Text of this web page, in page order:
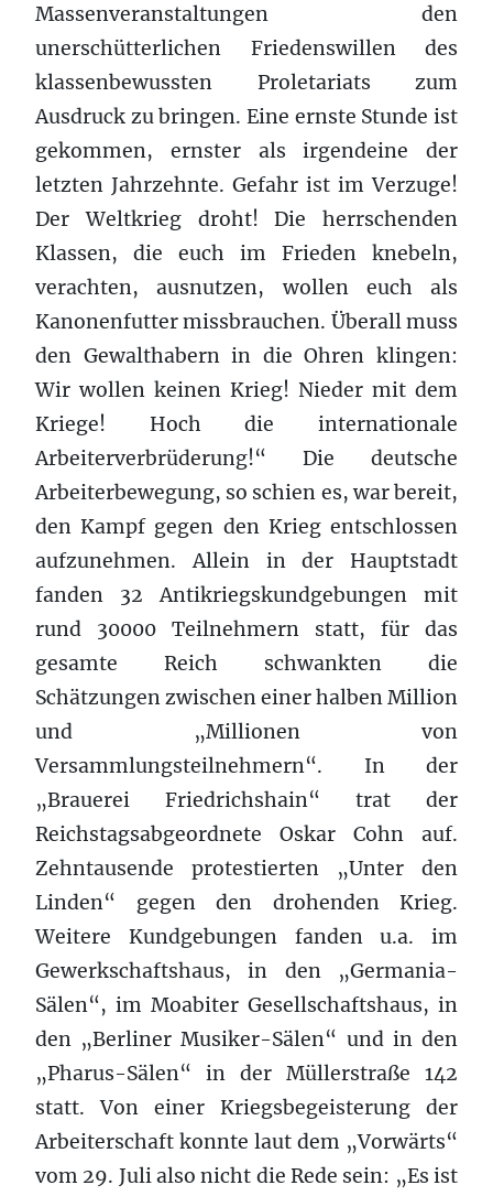
Massenveranstaltungen den
unerschütterlichen Friedenswillen des
klassenbewussten Proletariats zum
Ausdruck zu bringen. Eine ernste Stunde ist
gekommen, ernster als irgendeine der
letzten Jahrzehnte. Gefahr ist im Verzuge!
Der Weltkrieg droht! Die herrschenden
Klassen, die euch im Frieden knebeln,
verachten, ausnutzen, wollen euch als
Kanonenfutter missbrauchen. Überall muss
den Gewalthabern in die Ohren klingen:
Wir wollen keinen Krieg! Nieder mit dem
Kriege! Hoch die internationale
Arbeiterverbrüderung!“ Die deutsche
Arbeiterbewegung, so schien es, war bereit,
den Kampf gegen den Krieg entschlossen
aufzunehmen. Allein in der Hauptstadt
fanden 32 Antikriegskundgebungen mit
rund 30000 Teilnehmern statt, für das
gesamte Reich schwankten die
Schätzungen zwischen einer halben Million
und „Millionen von
Versammlungsteilnehmern“. In der
„Brauerei Friedrichshain“ trat der
Reichstagsabgeordnete Oskar Cohn auf.
Zehntausende protestierten „Unter den
Linden“ gegen den drohenden Krieg.
Weitere Kundgebungen fanden u.a. im
Gewerkschaftshaus, in den „Germania-
Sälen“, im Moabiter Gesellschaftshaus, in
den „Berliner Musiker-Sälen“ und in den
„Pharus-Sälen“ in der Müllerstraße 142
statt. Von einer Kriegsbegeisterung der
Arbeiterschaft konnte laut dem „Vorwärts“
vom 29. Juli also nicht die Rede sein: „Es ist